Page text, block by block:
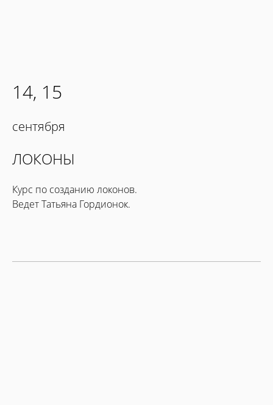
14, 15
сентября
ЛОКОНЫ
Курс по созданию локонов.
Ведет Татьяна Гордионок.